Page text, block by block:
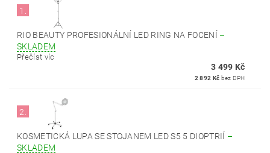
1.
RIO BEAUTY PROFESIONÁLNÍ LED RING NA FOCENÍ –
SKLADEM
Přečíst víc
3 499 Kč
2 892 Kč bez DPH
2.
KOSMETICKÁ LUPA SE STOJANEM LED S5 5 DIOPTRIÍ –
SKLADEM